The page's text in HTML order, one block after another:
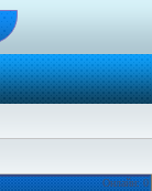
Онлайн: 0